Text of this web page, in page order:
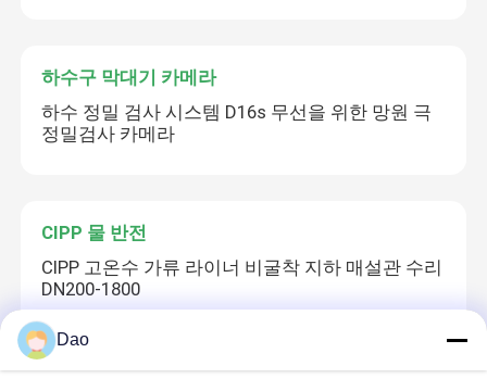
하수구 막대기 카메라
하수 정밀 검사 시스템 D16s 무선을 위한 망원 극
정밀검사 카메라
CIPP 물 반전
CIPP 고온수 가류 라이너 비굴착 지하 매설관 수리
DN200-1800
Dao